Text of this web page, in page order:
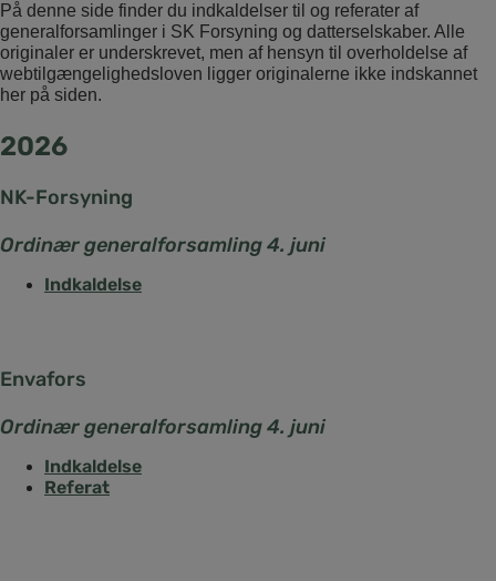
På denne side finder du indkaldelser til og referater af
generalforsamlinger i SK Forsyning og datterselskaber. Alle
originaler er underskrevet, men af hensyn til overholdelse af
webtilgængelighedsloven ligger originalerne ikke indskannet
her på siden.
2026
NK-Forsyning
Ordinær generalforsamling 4. juni
Indkaldelse
Envafors
Ordinær generalforsamling 4. juni
Indkaldelse
Referat